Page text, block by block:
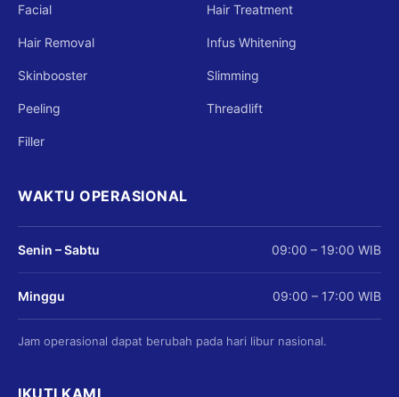
Facial Hair Treatment
Hair Removal Infus Whitening
Skinbooster Slimming
Peeling Threadlift
Filler
WAKTU OPERASIONAL
Senin – Sabtu 09:00 – 19:00 WIB
Minggu 09:00 – 17:00 WIB
Jam operasional dapat berubah pada hari libur nasional.
IKUTI KAMI